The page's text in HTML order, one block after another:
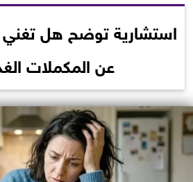
استشارية توضح هل تغني
عن المكملات